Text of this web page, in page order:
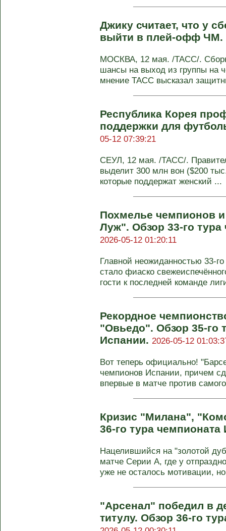
Джику считает, что у
выйти в плей-офф ЧМ.
МОСКВА, 12 мая. /ТАСС/.
шансы на выход из группы на
мнение ТАСС высказал
Республика Корея
поддержки для
05-12 07:39:21
СЕУЛ, 12 мая. /ТАСС/.
выделит 300 млн вон ($200
которые поддержат женский ...
Похмелье чемпионов
Луж". Обзор 33-го тура
2026-05-12 01:20:11
Главной неожиданностью 33-
стало фиаско
гости к последней команде
Рекордное
"Овьедо". Обзор 35-го
Испании. 2026-05-12
Вот теперь официально!
чемпионов Испании, причем
впервые в матче против
Кризис "Милана",
36-го тура
Нацелившийся на "золотой
матче Серии А, где у
уже не осталось мотивации,
"Арсенал" победил в
титулу. Обзор 36-го